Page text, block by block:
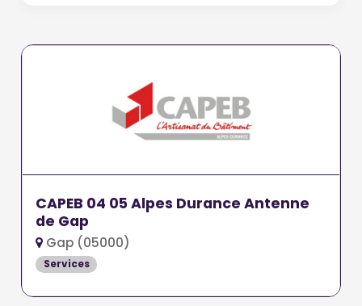
CAPEB 04 05 Alpes Durance Antenne
de Gap
Gap (05000)
Services